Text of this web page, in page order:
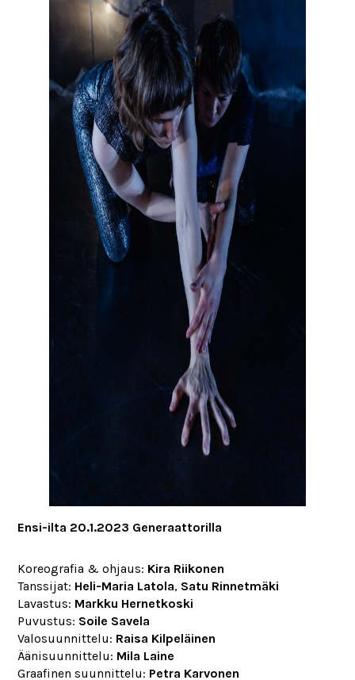
Ensi-ilta 20.1.2023 Generaattorilla
Koreografia & ohjaus: Kira Riikonen
Tanssijat: Heli-Maria Latola, Satu Rinnetmäki
Lavastus: Markku Hernetkoski
Puvustus: Soile Savela
Valosuunnittelu: Raisa Kilpeläinen
Äänisuunnittelu: Mila Laine
Graafinen suunnittelu: Petra Karvonen